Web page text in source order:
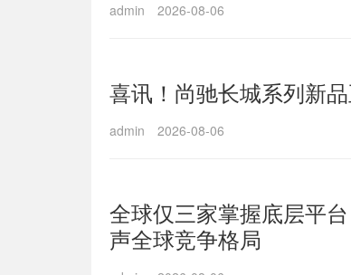
admin 2026-08-06
喜讯！尚驰长城系列新
admin 2026-08-06
全球仅三家掌握底层平
声全球竞争格局